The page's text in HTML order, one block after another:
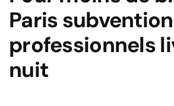
Paris
professionnels
nuit